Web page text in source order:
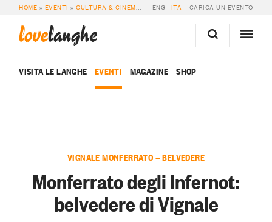
HOME » EVENTI »CULTURA & CINEMA » MONFERRATO DEGLI INFERNOT:
ENG ITA CARICA UN EVENTO
lovelanghe
VISITA LE LANGHE EVENTI MAGAZINE SHOP
VIGNALE MONFERRATO — BELVEDERE
Monferrato degli Infernot:
belvedere di Vignale